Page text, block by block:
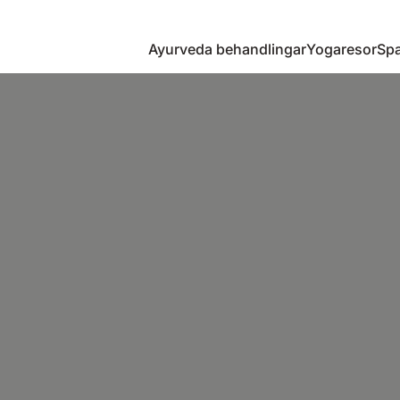
Ayurveda behandlingarYogaresor